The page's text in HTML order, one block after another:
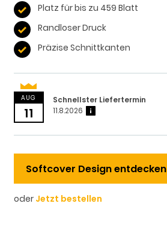
Platz für bis zu 459 Blatt
Randloser Druck
Präzise Schnittkanten
AUG
11
Schnellster Liefertermin
11.8.2026
Softcover Design entdecken
oder Jetzt bestellen